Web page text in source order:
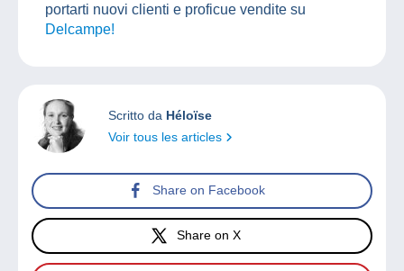
portarti nuovi clienti e proficue vendite su
Delcampe!
Scritto da Héloïse
Voir tous les articles
Share on Facebook
Share on X